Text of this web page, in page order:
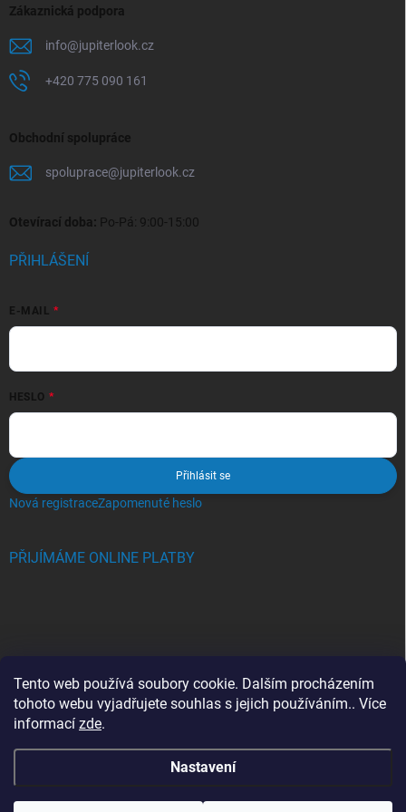
Tento web používá soubory cookie. Dalším procházením
tohoto webu vyjadřujete souhlas s jejich používáním.. Více
informací zde.
Nastavení
Zákaznická podpora
info@jupiterlook.cz
+420 775 090 161
Obchodní spolupráce
spoluprace@jupiterlook.cz
Otevírací doba: Po-Pá: 9:00-15:00
PŘIHLÁŠENÍ
E-MAIL
HESLO
Přihlásit se
Nová registraceZapomenuté heslo
PŘIJÍMÁME ONLINE PLATBY
BLOG
Crocs, proč se svět zamiloval do těchto bot a proč je MUSÍTE mít
také?